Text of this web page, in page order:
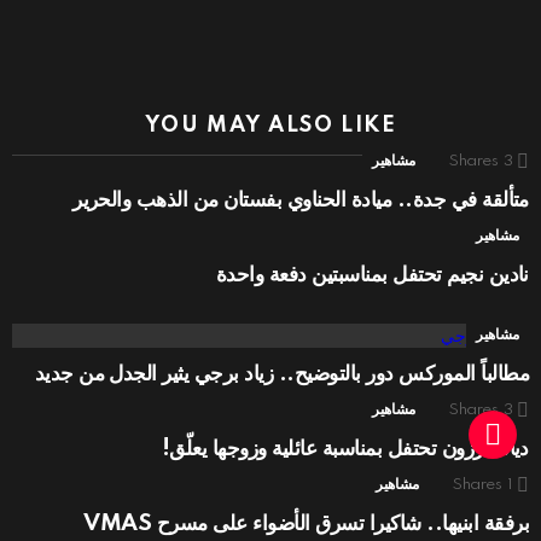
YOU MAY ALSO LIKE
3
Shares مشاهير
متألقة في جدة.. ميادة الحناوي بفستان من الذهب والحرير
مشاهير
نادين نجيم تحتفل بمناسبتين دفعة واحدة
مشاهير
مطالباً الموركس دور بالتوضيح.. زياد برجي يثير الجدل من جديد
3
Shares مشاهير
ديانا كرزون تحتفل بمناسبة عائلية وزوجها يعلّق!
Shares مشاهير
برفقة ابنيها.. شاكيرا تسرق الأضواء على مسرح VMAS